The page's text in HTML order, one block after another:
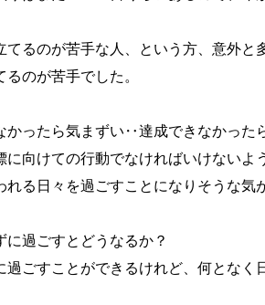
てるのが苦手な人、という方、意外と
のが苦手でした。
かったら気まずい‥達成できなかった
に向けての行動でなければいけないよ
る日々を過ごすことになりそうな気
に過ごすとどうなるか？
過ごすことができるけれど、何とな